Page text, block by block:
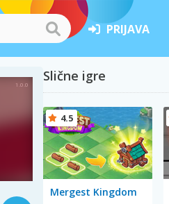
PRIJAVA
Slične igre
Mergest Kingdom
4.5